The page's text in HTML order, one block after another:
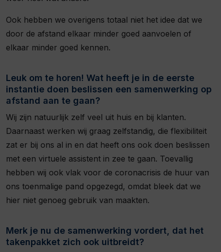
Ook hebben we overigens totaal niet het idee dat we
door de afstand elkaar minder goed aanvoelen of
elkaar minder goed kennen.
Leuk om te horen! Wat heeft je in de eerste
instantie doen beslissen een samenwerking op
afstand aan te gaan?
Wij zijn natuurlijk zelf veel uit huis en bij klanten.
Daarnaast werken wij graag zelfstandig, die flexibiliteit
zat er bij ons al in en dat heeft ons ook doen beslissen
met een virtuele assistent in zee te gaan. Toevallig
hebben wij ook vlak voor de coronacrisis de huur van
ons toenmalige pand opgezegd, omdat bleek dat we
hier niet genoeg gebruik van maakten.
Merk je nu de samenwerking vordert, dat het
takenpakket zich ook uitbreidt?